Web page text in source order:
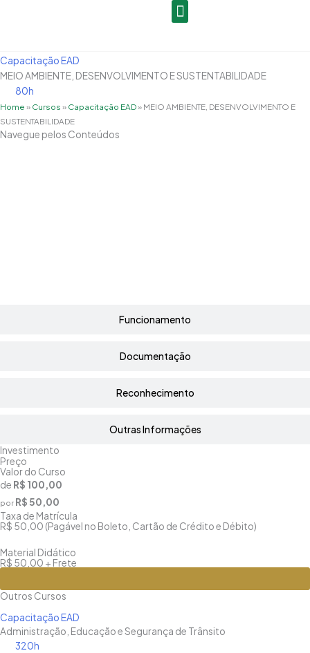
conteúdo
Capacitação EAD
MEIO AMBIENTE, DESENVOLVIMENTO E SUSTENTABILIDADE
80h
Home » Cursos » Capacitação EAD» MEIO AMBIENTE, DESENVOLVIMENTO E
SUSTENTABILIDADE
Navegue pelos Conteúdos
Funcionamento
Documentação
Reconhecimento
Outras Informações
Investimento
Preço
Valor do Curso
de R$ 100,00
por R$ 50,00
Taxa de Matrícula
R$ 50,00 (Pagável no Boleto, Cartão de Crédito e Débito)
Material Didático
R$ 50,00 + Frete
Outros Cursos
Capacitação EAD
Administração, Educação e Segurança de Trânsito
320h